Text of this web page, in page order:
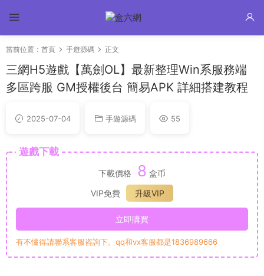
當前位置： 首頁 手遊源碼 正文
三網H5遊戲【萬劍OL】最新整理Win系服務端
多區跨服 GM授權後台 簡易APK 詳細搭建教程
2025-07-04 手遊源碼 55
遊戲下載
下載價格 8 盒币
VIP免費
升級VIP
立即購買
有不懂得請聯系客服咨詢下。qq和vx客服都是1836989666